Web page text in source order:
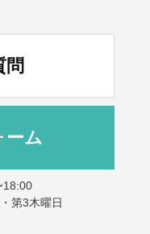
問
ーム
18:00
第3木曜日